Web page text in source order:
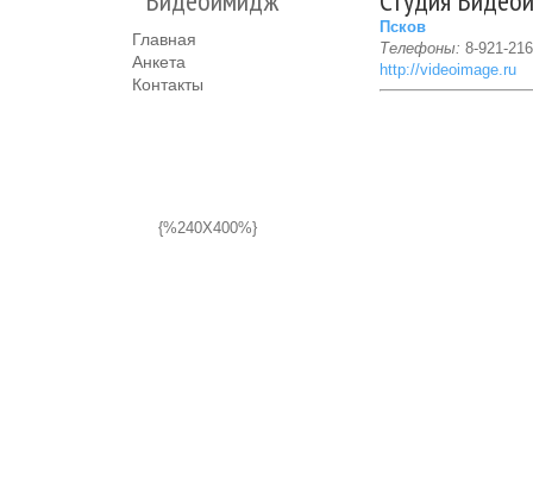
Главная
Анкета
Контакты
{%240X400%}
Псков
Телефоны: 8-921-
http://videoimage.ru